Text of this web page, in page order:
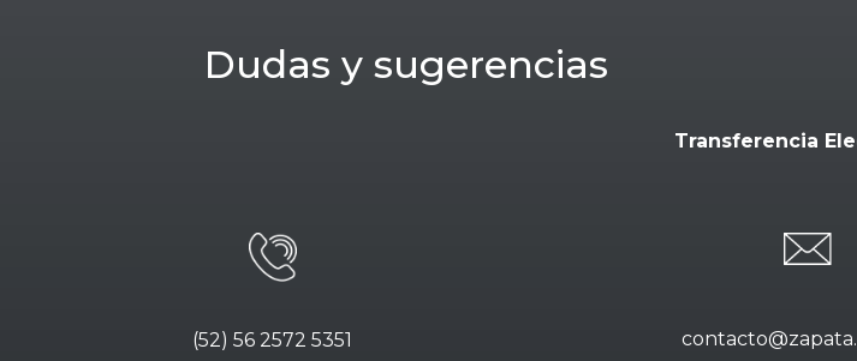
Dudas y sugerencias
Transferencia
(52) 56 2572 5351